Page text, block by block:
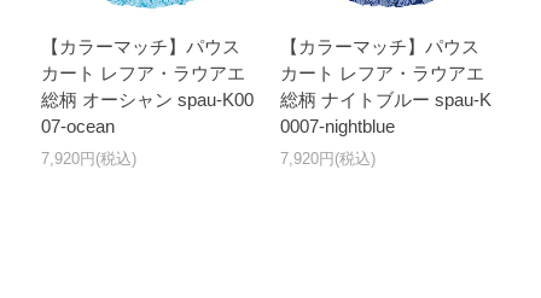
【カラーマッチ】パウス
カート レフア・ラウアエ
総柄 オーシャン spau-K00
07-ocean
7,920円(税込)
【カラーマッチ】パウス
カート レフア・ラウアエ
総柄 ナイトブルー spau-K
0007-nightblue
7,920円(税込)